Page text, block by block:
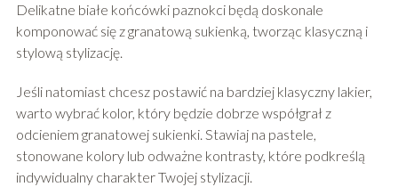
Delikatne białe końcówki paznokci będą doskonale
komponować się z granatową sukienką, tworząc klasyczną i
stylową stylizację.
Jeśli natomiast chcesz postawić na bardziej klasyczny lakier,
warto wybrać kolor, który będzie dobrze współgrał z
odcieniem granatowej sukienki. Stawiaj na pastele,
stonowane kolory lub odważne kontrasty, które podkreślą
indywidualny charakter Twojej stylizacji.